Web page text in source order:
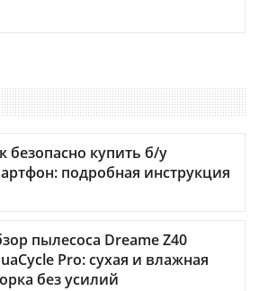
безопасно купить б/у
подробная инструкция
пылесоса Dreame Z40
Pro: сухая и влажная
без усилий